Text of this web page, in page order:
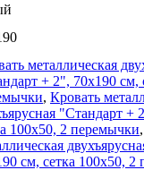
металлическая
+ 2", 70х190 см,
, Кровать
"Стандарт +
100х50, 2 перемычки,
см, сетка 100х50, 2